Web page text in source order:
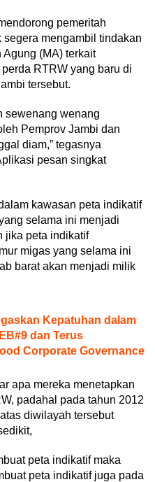
pemeritah
segera mengambil tindakan
Agung (MA) terkait
RTRW yang baru di
tersebut.
sewenang wenang
Pemprov Jambi dan
diam,” tegasnya
pesan singkat
kawasan peta indikatif
selama ini menjadi
jika peta indikatif
migas yang selama ini
barat akan menjadi milik
Kepatuhan dalam
dan Terus
Corporate Governance
apa mereka menetapkan
padahal pada tahun 2012
diwilayah tersebut
peta indikatif maka
peta indikatif juga pada